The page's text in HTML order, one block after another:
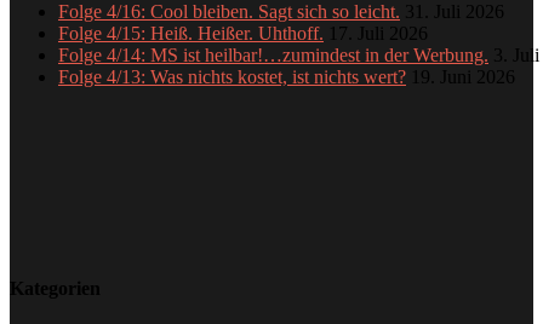
Folge 4/16: Cool bleiben. Sagt sich so leicht. 31. Juli 2026
Folge 4/15: Heiß. Heißer. Uhthoff. 17. Juli 2026
Folge 4/14: MS ist heilbar!…zumindest in der Werbung. 3.
Folge 4/13: Was nichts kostet, ist nichts wert? 19. Juni 2026
Kategorien